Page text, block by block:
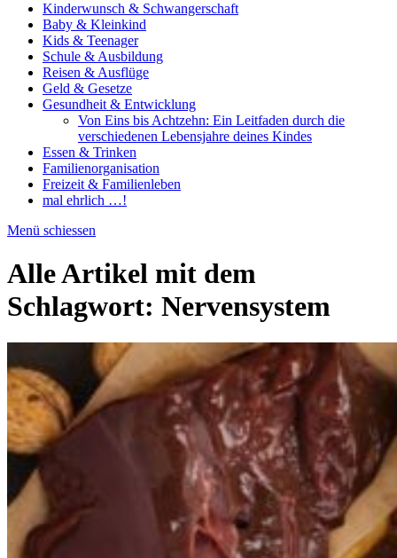
Kinderwunsch & Schwangerschaft
Baby & Kleinkind
Kids & Teenager
Schule & Ausbildung
Reisen & Ausflüge
Geld & Gesetze
Gesundheit & Entwicklung
Von Eins bis Achtzehn: Ein Leitfaden durch die
verschiedenen Lebensjahre deines Kindes
Essen & Trinken
Familienorganisation
Freizeit & Familienleben
mal ehrlich …!
Menü schiessen
Alle Artikel mit dem
Schlagwort: Nervensystem